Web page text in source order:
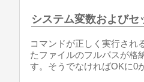
システム変数およびセ
コマンドが正しく実行され
たファイルのフルパスが格
す。そうでなければOKに0